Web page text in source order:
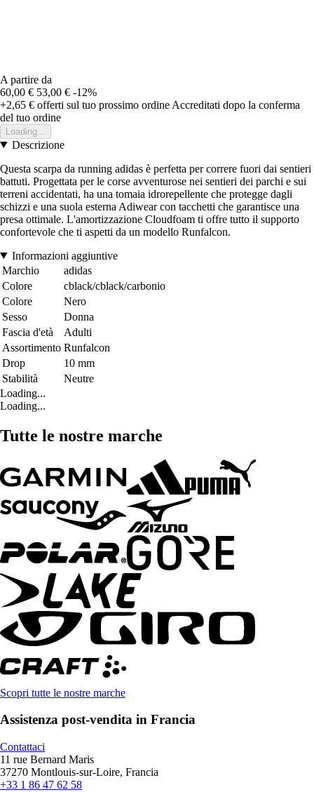
A partire da
60,00 € 53,00 € -12%
+2,65 € offerti sul tuo prossimo ordine Accreditati dopo la conferma
del tuo ordine
Loading...
Descrizione
Questa scarpa da running adidas è perfetta per correre fuori dai sentieri
battuti. Progettata per le corse avventurose nei sentieri dei parchi e sui
terreni accidentati, ha una tomaia idrorepellente che protegge dagli
schizzi e una suola esterna Adiwear con tacchetti che garantisce una
presa ottimale. L'amortizzazione Cloudfoam ti offre tutto il supporto
confortevole che ti aspetti da un modello Runfalcon.
Informazioni aggiuntive
Marchio
adidas
Colore
cblack/cblack/carbonio
Colore
Nero
Sesso
Donna
Fascia d'età
Adulti
Assortimento Runfalcon
Drop
10 mm
Stabilità
Neutre
Loading...
Loading...
Tutte le nostre marche
Scopri tutte le nostre marche
Assistenza post-vendita in Francia
Contattaci
11 rue Bernard Maris
37270 Montlouis-sur-Loire, Francia
+33 1 86 47 62 58